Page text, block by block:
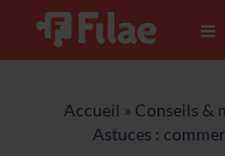
Accueil » Conseils &
Astuces :